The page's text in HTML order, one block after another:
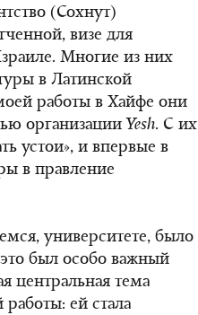
(Сохнут)
визе для
Многие из них
в Латинской
работы в Хайфе они
организации Yesh. С их
устои», и впервые в
в правление
университете, было
был особо важный
центральная тема
работы: ей стала